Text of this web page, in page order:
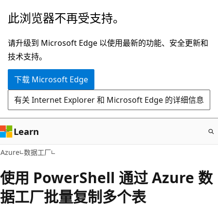
跳
主
要
内
此浏览器不再受支持。
请升级到 Microsoft Edge 以使用最新的功能、安全更新和
技术支持。
下载 Microsoft Edge
有关 Internet Explorer 和 Microsoft Edge 的详细信息
Learn
Azure 数据工厂
使用 PowerShell 通过 Azure 数
据工厂批量复制多个表